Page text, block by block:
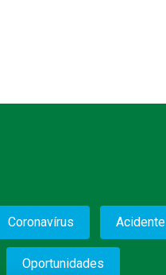
Coronavírus Acidente
Oportunidades